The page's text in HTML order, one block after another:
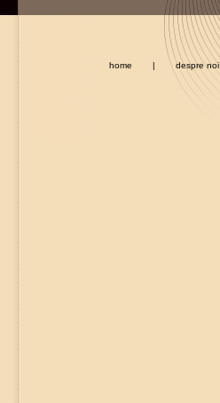
home | despre noi